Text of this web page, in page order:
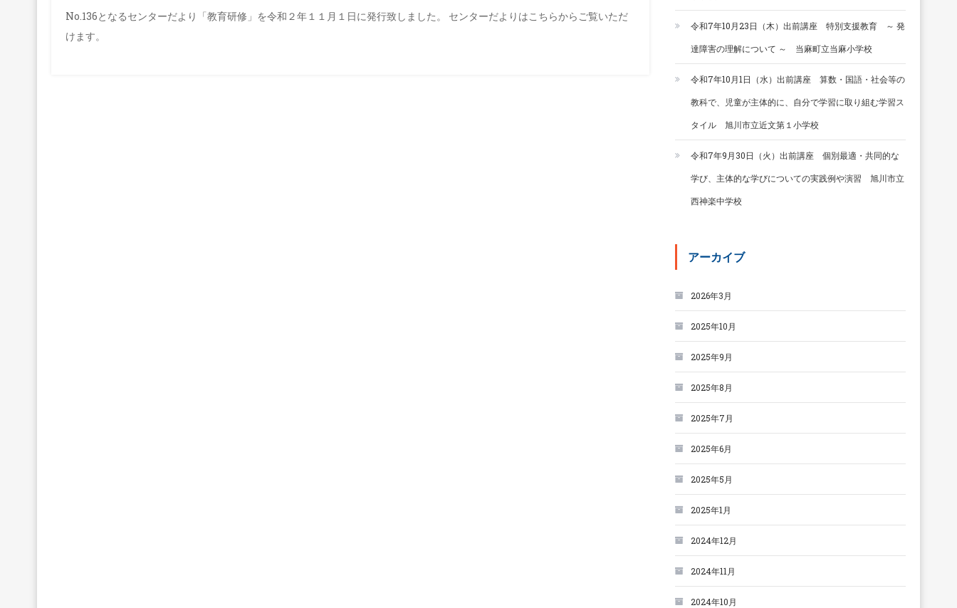
No.136となるセンターだより「教育研修」を令和２年１１月１日に発行致しました。 センターだよりはこちらからご覧いただ
けます。
令和7年10月23日（木）出前講座 特別支援教育 ～ 発
達障害の理解について ～ 当麻町立当麻小学校
令和7年10月1日（水）出前講座 算数・国語・社会等の
教科で、児童が主体的に、自分で学習に取り組む学習ス
タイル 旭川市立近文第１小学校
令和7年9月30日（火）出前講座 個別最適・共同的な
学び、主体的な学びについての実践例や演習 旭川市立
西神楽中学校
アーカイブ
2026年3月
2025年10月
2025年9月
2025年8月
2025年7月
2025年6月
2025年5月
2025年1月
2024年12月
2024年11月
2024年10月